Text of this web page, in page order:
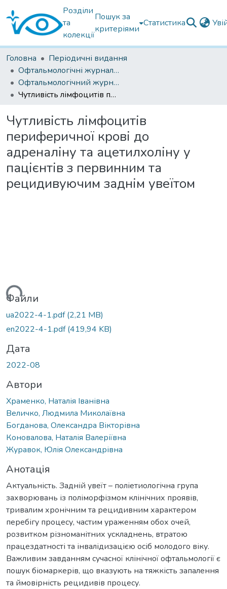
Розділи
та
колекції
Пошук за
критеріями
Статистика
Головна
Періодичні видання
Офтальмологічні журнали українські
Офтальмологічний журнал 2022
Чутливість лімфоцитів периферичної крові до адреналіну та ацетилхоліну у пацієнтів з первинним та рецидивуючим заднім увеїтом
Чутливість лімфоцитів
периферичної крові до
адреналіну та ацетилхоліну у
пацієнтів з первинним та
рецидивуючим заднім увеїтом
Файли
ua2022-4-1.pdf(2,21 MB)
en2022-4-1.pdf(419,94 KB)
Дата
2022-08
Автори
Храменко, Наталія Іванівна
Величко, Людмила Миколаївна
Богданова, Олександра Вікторівна
Коновалова, Наталія Валеріївна
Журавок, Юлія Олександрівна
Анотація
Актуальність. Задній увеїт – поліетиологічна група
захворювань із поліморфізмом клінічних проявів,
тривалим хронічним та рецидивним характером
перебігу процесу, частим ураженням обох очей,
розвитком різноманітних ускладнень, втратою
працездатності та інвалідизацією осіб молодого віку.
Важливим завданням сучасної клінічної офтальмології є
пошук біомаркерів, що вказують на тяжкість запалення
та ймовірність рецидивів процесу.